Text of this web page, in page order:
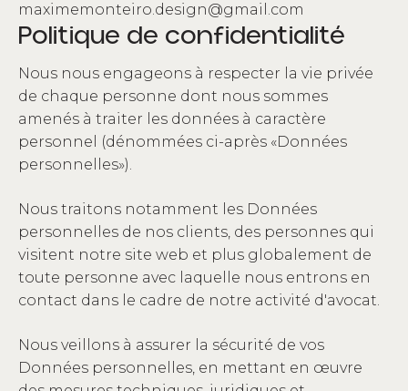
maximemonteiro.design@gmail.com
Politique de confidentialité
Nous nous engageons à respecter la vie privée
de chaque personne dont nous sommes
amenés à traiter les données à caractère
personnel (dénommées ci-après «Données
personnelles»).
Nous traitons notamment les Données
personnelles de nos clients, des personnes qui
visitent notre site web et plus globalement de
toute personne avec laquelle nous entrons en
contact dans le cadre de notre activité d'avocat.
Nous veillons à assurer la sécurité de vos
Données personnelles, en mettant en œuvre